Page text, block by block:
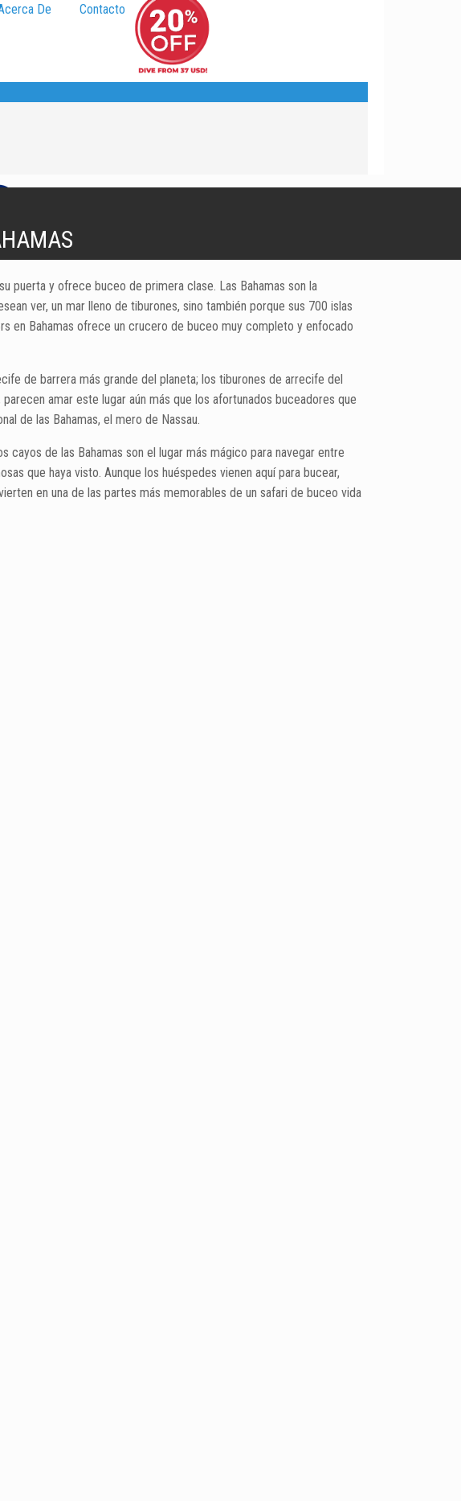
De Contacto
puerta y ofrece buceo de primera clase. Las Bahamas son la
ver, un mar lleno de tiburones, sino también porque sus 700 islas
en Bahamas ofrece un crucero de buceo muy completo y enfocado
de barrera más grande del planeta; los tiburones de arrecife del
amar este lugar aún más que los afortunados buceadores que
de las Bahamas, el mero de Nassau.
cayos de las Bahamas son el lugar más mágico para navegar entre
que haya visto. Aunque los huéspedes vienen aquí para bucear,
en una de las partes más memorables de un safari de buceo vida